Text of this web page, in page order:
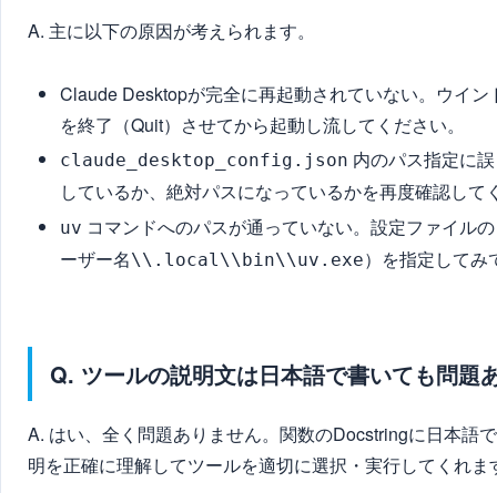
A. 主に以下の原因が考えられます。
Claude Desktopが完全に再起動されていない。ウイ
を終了（Quit）させてから起動し流してください。
claude_desktop_config.json 内のパス指定に
しているか、絶対パスになっているかを再度確認して
uv コマンドへのパスが通っていない。設定ファイル
ーザー名\\.local\\bin\\uv.exe）を指定してみ
Q. ツールの説明文は日本語で書いても問題
A. はい、全く問題ありません。関数のDocstringに日本語
明を正確に理解してツールを適切に選択・実行してくれま